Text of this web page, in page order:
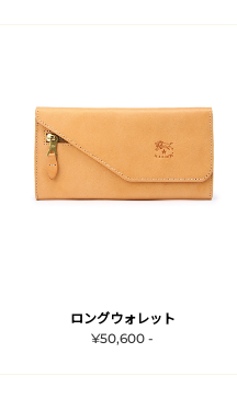
ロングウォレット
¥50,600 -